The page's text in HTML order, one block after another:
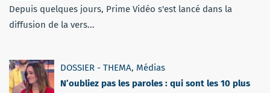
Depuis quelques jours, Prime Vidéo s'est lancé dans la
diffusion de la vers...
DOSSIER - THEMA, Médias
N’oubliez pas les paroles : qui sont les 10 plus